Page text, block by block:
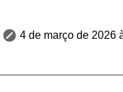
4 de março de 2026